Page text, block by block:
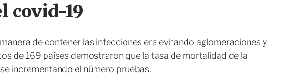
r
covid-19
de contener las infecciones era evitando aglomeraciones y
de 169 países demostraron que la tasa de mortalidad de la
incrementando el número pruebas.